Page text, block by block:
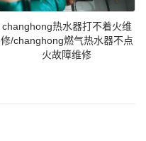
changhong热水器打不着火维
修/changhong燃气热水器不点
火故障维修